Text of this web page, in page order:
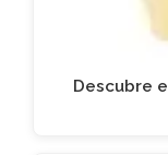
Descubre